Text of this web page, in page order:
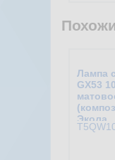
Лампа
GX53
Экола